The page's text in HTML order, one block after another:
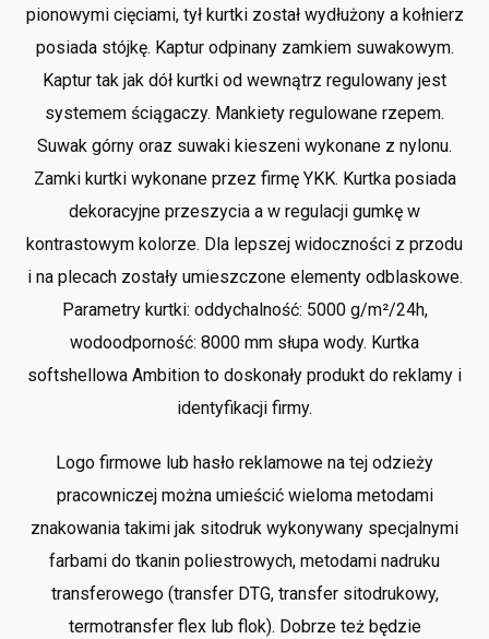
pionowymi cięciami, tył kurtki został wydłużony a kołnierz
posiada stójkę. Kaptur odpinany zamkiem suwakowym.
Kaptur tak jak dół kurtki od wewnątrz regulowany jest
systemem ściągaczy. Mankiety regulowane rzepem.
Suwak górny oraz suwaki kieszeni wykonane z nylonu.
Zamki kurtki wykonane przez firmę YKK. Kurtka posiada
dekoracyjne przeszycia a w regulacji gumkę w
kontrastowym kolorze. Dla lepszej widoczności z przodu
i na plecach zostały umieszczone elementy odblaskowe.
Parametry kurtki: oddychalność: 5000 g/m²/24h,
wodoodporność: 8000 mm słupa wody. Kurtka
softshellowa Ambition to doskonały produkt do reklamy i
identyfikacji firmy.
Logo firmowe lub hasło reklamowe na tej odzieży
pracowniczej można umieścić wieloma metodami
znakowania takimi jak sitodruk wykonywany specjalnymi
farbami do tkanin poliestrowych, metodami nadruku
transferowego (transfer DTG, transfer sitodrukowy,
termotransfer flex lub flok). Dobrze też będzie